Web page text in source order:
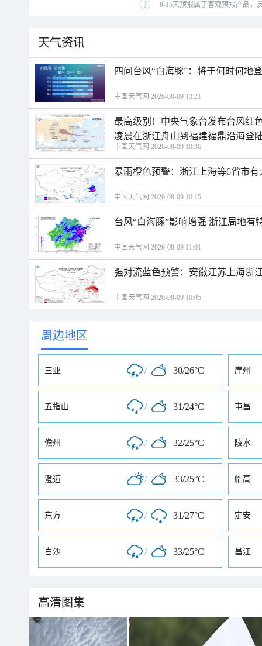
8-15天预报属于客观预报产品，
天气资讯
四问台风“白海豚”：将于何时何地
中国天气网 2026-08-09 13:21
最高级别！中央气象台发布台风红
凌晨在浙江舟山到福建福鼎沿海登
中国天气网 2026-08-09 10:36
暴雨橙色预警：浙江上海等6省市
中国天气网 2026-08-09 10:15
台风“白海豚”影响增强 浙江局地有
中国天气网 2026-08-09 11:01
强对流蓝色预警：安徽江苏上海浙
中国天气网 2026-08-09 10:05
周边地区
三亚 / 30/26°C 崖州
五指山 / 31/24°C 屯昌
儋州 / 32/25°C 陵水
澄迈 / 33/25°C 临高
东方 / 31/27°C 定安
白沙 / 33/25°C 昌江
高清图集